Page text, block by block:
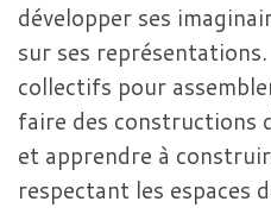
développer ses
sur ses
collectifs pour
faire des constructions
et apprendre à
respectant les espaces